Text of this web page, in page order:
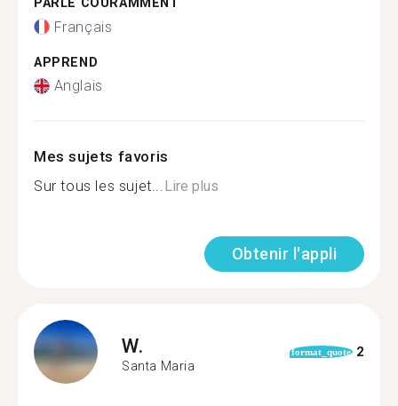
PARLE COURAMMENT
Français
APPREND
Anglais
Mes sujets favoris
Sur tous les sujet...Lire plus
Obtenir l'appli
W.
Santa Maria
format_quote 2